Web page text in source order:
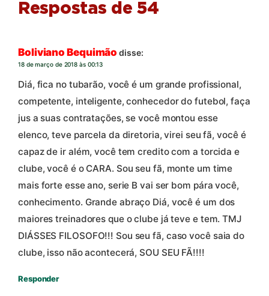
Respostas de 54
Boliviano Bequimão disse:
18 de março de 2018 às 00:13
Diá, fica no tubarão, você é um grande profissional,
competente, inteligente, conhecedor do futebol, faça
jus a suas contratações, se você montou esse
elenco, teve parcela da diretoria, virei seu fã, você é
capaz de ir além, você tem credito com a torcida e
clube, você é o CARA. Sou seu fã, monte um time
mais forte esse ano, serie B vai ser bom pára você,
conhecimento. Grande abraço Diá, você é um dos
maiores treinadores que o clube já teve e tem. TMJ
DIÁSSES FILOSOFO!!! Sou seu fã, caso você saia do
clube, isso não acontecerá, SOU SEU FÃ!!!!
Responder